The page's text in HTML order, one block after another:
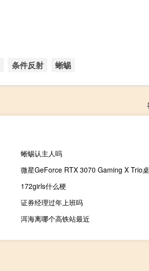
条件反射 蜥蜴
蜥蜴认主人吗
微星GeForce RTX 3070 Gaming X Trio
172girls什么梗
证券经理过年上班吗
洱海离哪个高铁站最近